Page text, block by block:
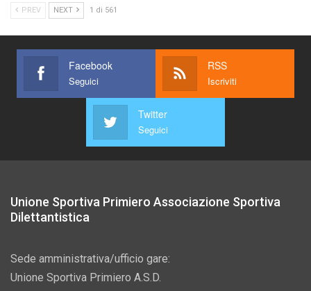
PREV NEXT 1 di 561
Facebook
Seguici
RSS
Iscriviti
Twitter
Seguici
Unione Sportiva Primiero Associazione Sportiva
Dilettantistica
Sede amministrativa/ufficio gare:
Unione Sportiva Primiero A.S.D.